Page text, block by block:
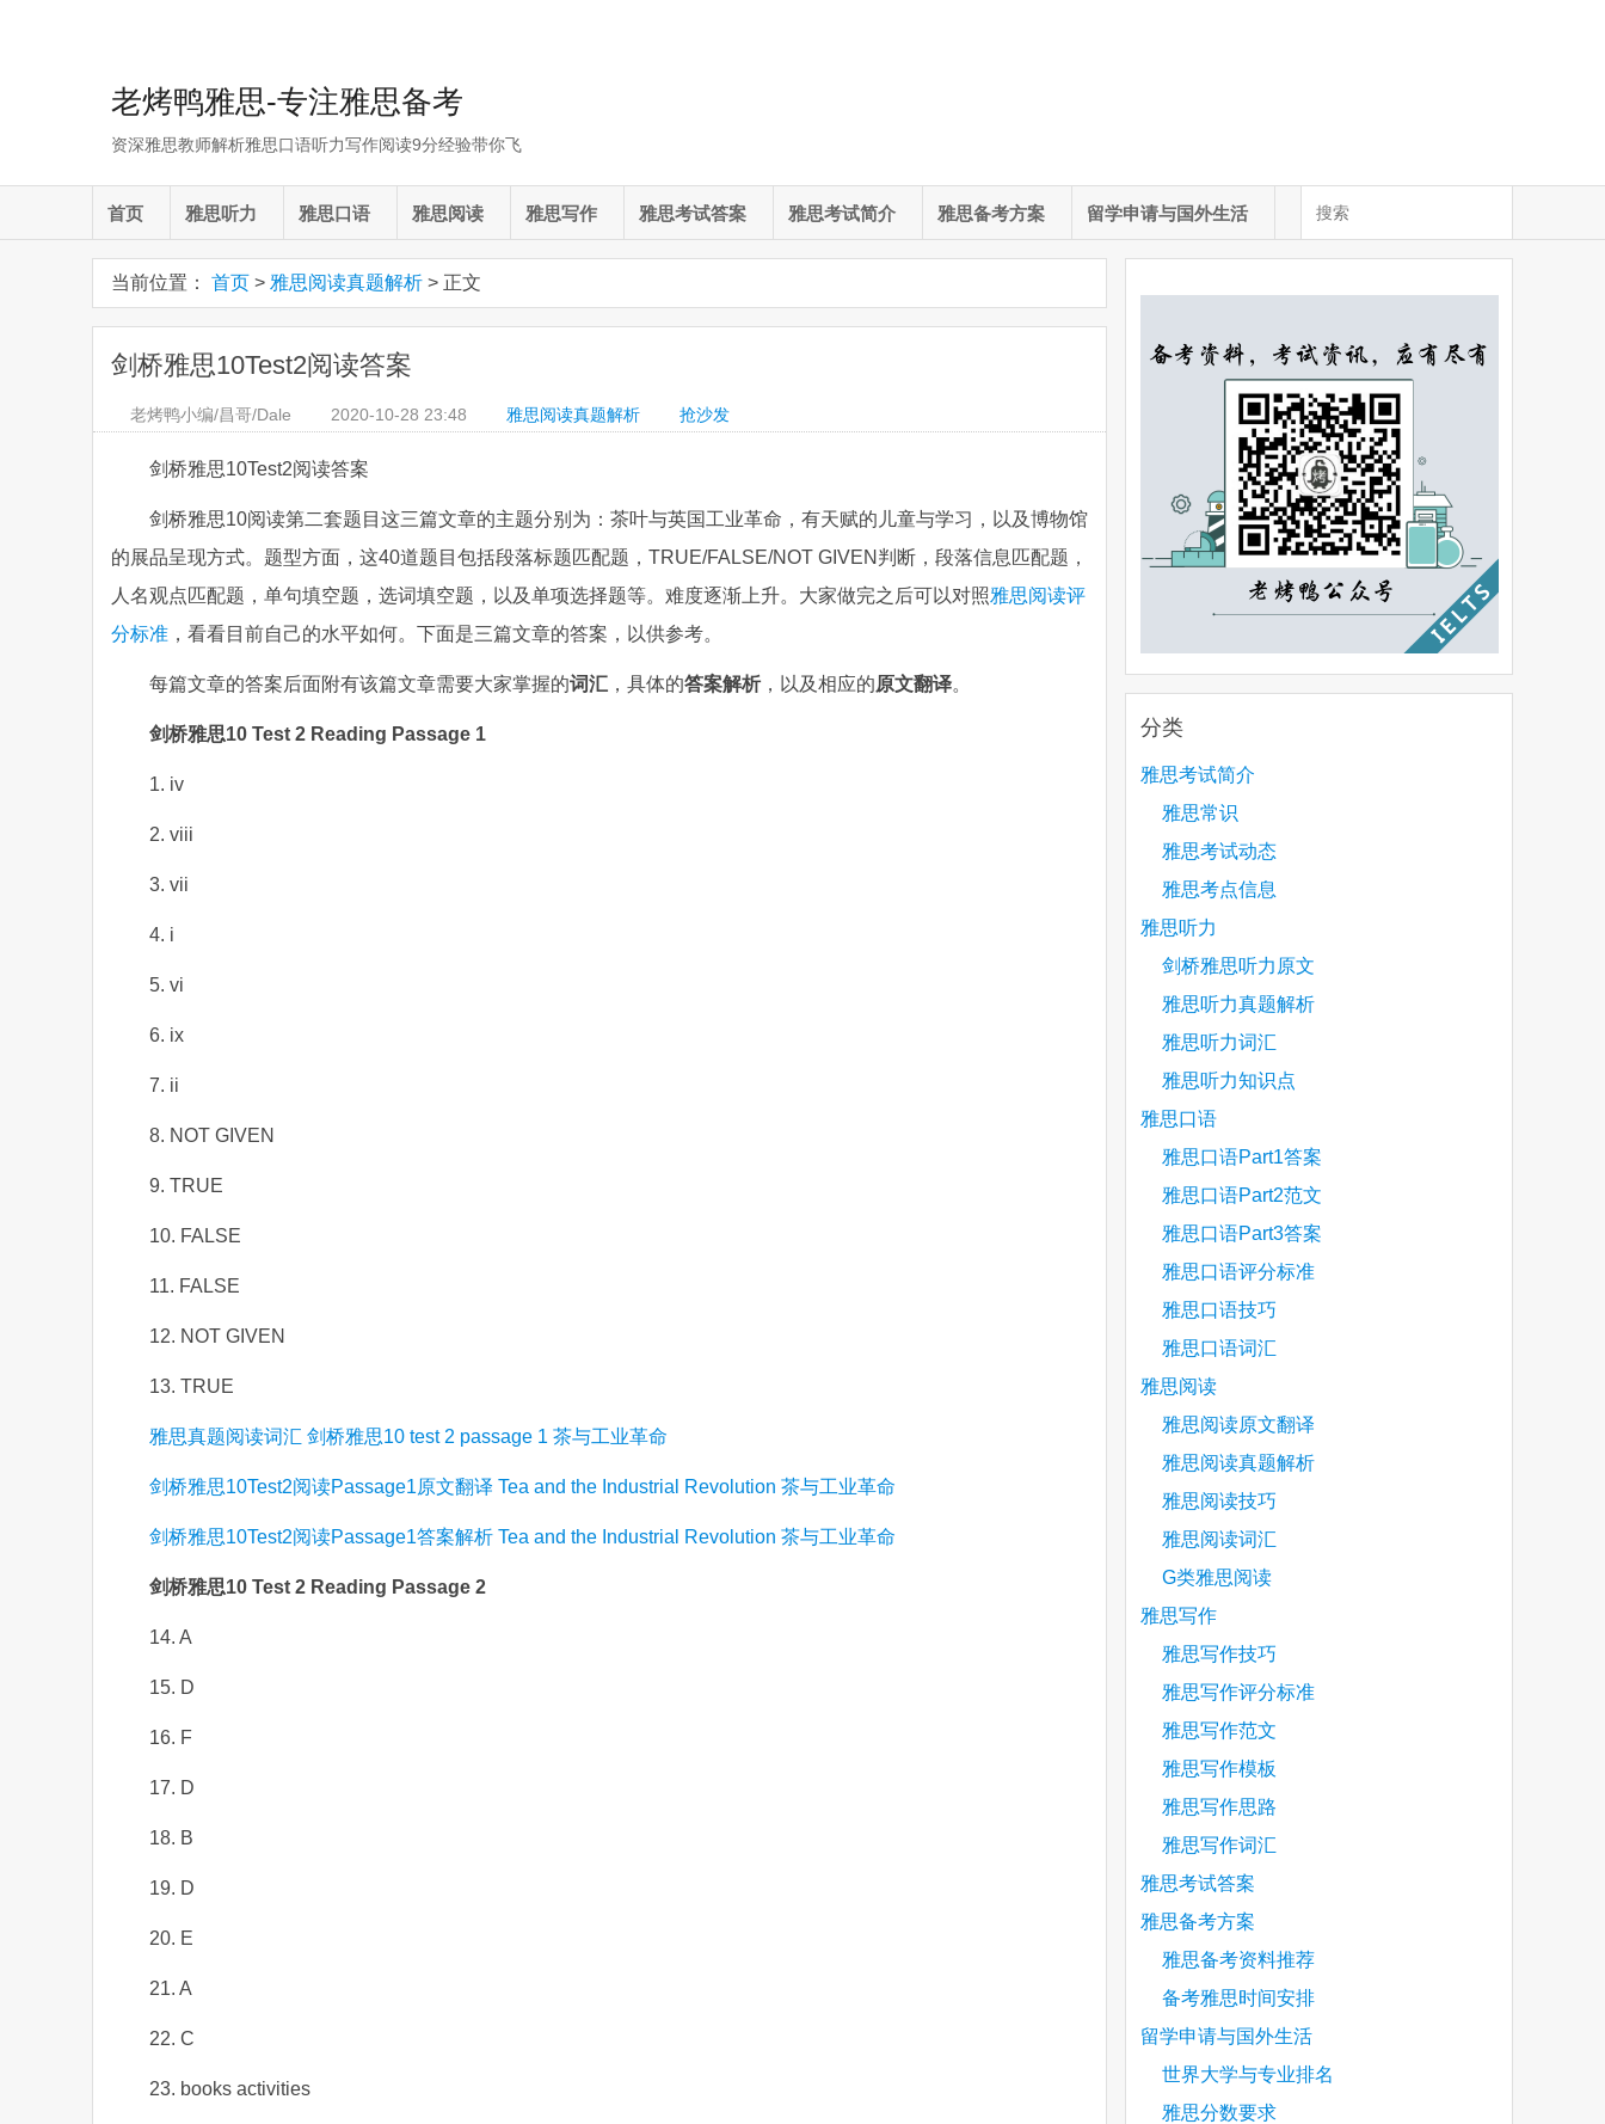
老烤鸭雅思-专注雅思备考
资深雅思教师解析雅思口语听力写作阅读9分经验带你飞
首页 雅思听力 雅思口语 雅思阅读 雅思写作 雅思考试答案 雅思考试简介 雅思备考方案 留学申请与国外生活
当前位置： 首页 > 雅思阅读真题解析 > 正文
剑桥雅思10Test2阅读答案
老烤鸭小编/昌哥/Dale 2020-10-28 23:48 雅思阅读真题解析 抢沙发
剑桥雅思10Test2阅读答案
剑桥雅思10阅读第二套题目这三篇文章的主题分别为：茶叶与英国工业革命，有天赋的儿童与学习，以及博物馆
的展品呈现方式。题型方面，这40道题目包括段落标题匹配题，TRUE/FALSE/NOT GIVEN判断，段落信息匹配题，
人名观点匹配题，单句填空题，选词填空题，以及单项选择题等。难度逐渐上升。大家做完之后可以对照雅思阅读评
分标准 ，看看目前自己的水平如何。下面是三篇文章的答案，以供参考。
每篇文章的答案后面附有该篇文章需要大家掌握的词汇 ，具体的答案解析，以及相应的原文翻译。
剑桥雅思10 Test 2 Reading Passage 1
1. iv
2. viii
3. vii
4. i
5. vi
6. ix
7. ii
8. NOT GIVEN
9. TRUE
10. FALSE
11. FALSE
12. NOT GIVEN
13. TRUE
雅思真题阅读词汇 剑桥雅思10 test 2 passage 1 茶与工业革命
剑桥雅思10Test2阅读Passage1原文翻译 Tea and the Industrial Revolution 茶与工业革命
剑桥雅思10Test2阅读Passage1答案解析 Tea and the Industrial Revolution 茶与工业革命
剑桥雅思10 Test 2 Reading Passage 2
14. A
15. D
16. F
17. D
18. B
19. D
20. E
21. A
22. C
23. books activities
分类
雅思考试简介
雅思常识
雅思考试动态
雅思考点信息
雅思听力
剑桥雅思听力原文
雅思听力真题解析
雅思听力词汇
雅思听力知识点
雅思口语
雅思口语Part1答案
雅思口语Part2范文
雅思口语Part3答案
雅思口语评分标准
雅思口语技巧
雅思口语词汇
雅思阅读
雅思阅读原文翻译
雅思阅读真题解析
雅思阅读技巧
雅思阅读词汇
G类雅思阅读
雅思写作
雅思写作技巧
雅思写作评分标准
雅思写作范文
雅思写作模板
雅思写作思路
雅思写作词汇
雅思考试答案
雅思备考方案
雅思备考资料推荐
备考雅思时间安排
留学申请与国外生活
世界大学与专业排名
雅思分数要求